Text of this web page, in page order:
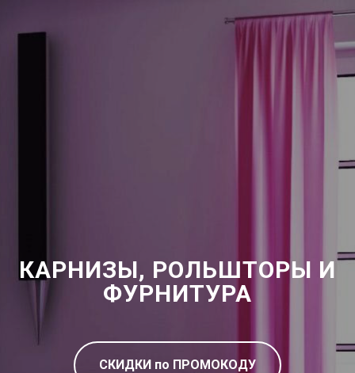
КАРНИЗЫ, РОЛЬШТОРЫ И
ФУРНИТУРА
СКИДКИ по ПРОМОКОДУ